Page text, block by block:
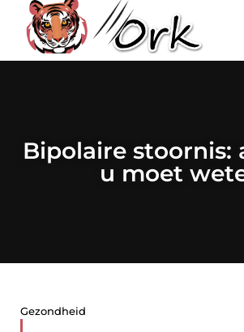
Bipolaire stoornis:
u moet
Gezondheid